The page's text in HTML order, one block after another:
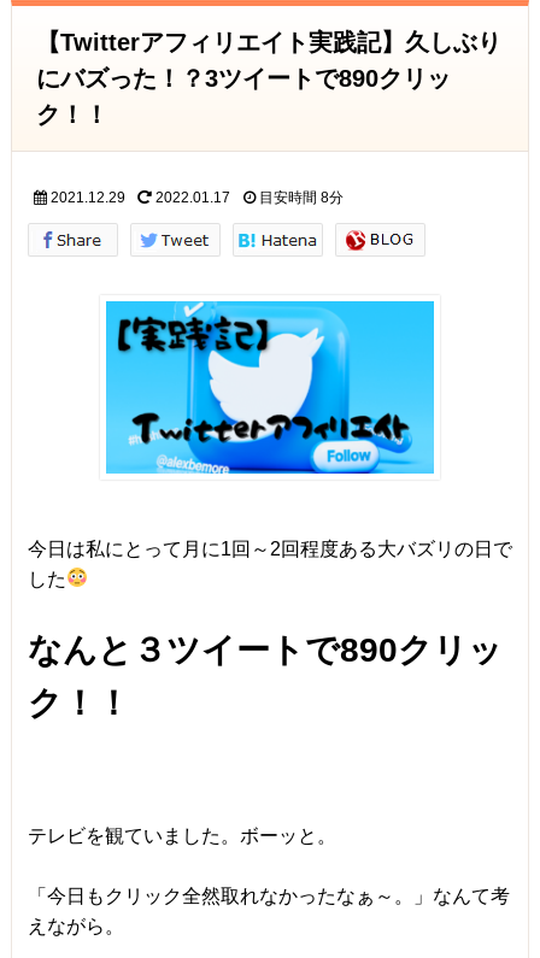
【Twitterアフィリエイト実践記】久しぶり
にバズった！？3ツイートで890クリッ
ク！！
2021.12.29 2022.01.17 目安時間 8分
今日は私にとって月に1回～2回程度ある大バズリの日で
した
なんと３ツイートで890クリッ
ク！！
テレビを観ていました。ボーッと。
「今日もクリック全然取れなかったなぁ～。」なんて考
えながら。